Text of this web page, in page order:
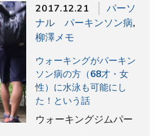
2017.12.21
パーソ
ナル パーキンソン病,
柳澤メモ
ウォーキングがパーキン
ソン病の方（68才・女
性）に水泳も可能にし
た！という話
ウォーキングジムパー